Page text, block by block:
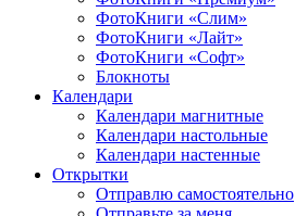
ФотоКниги «Слим»
ФотоКниги «Лайт»
ФотоКниги «Софт»
Блокноты
Календари
Календари магнитные
Календари настольные
Календари настенные
Открытки
Отправлю самостоятельно